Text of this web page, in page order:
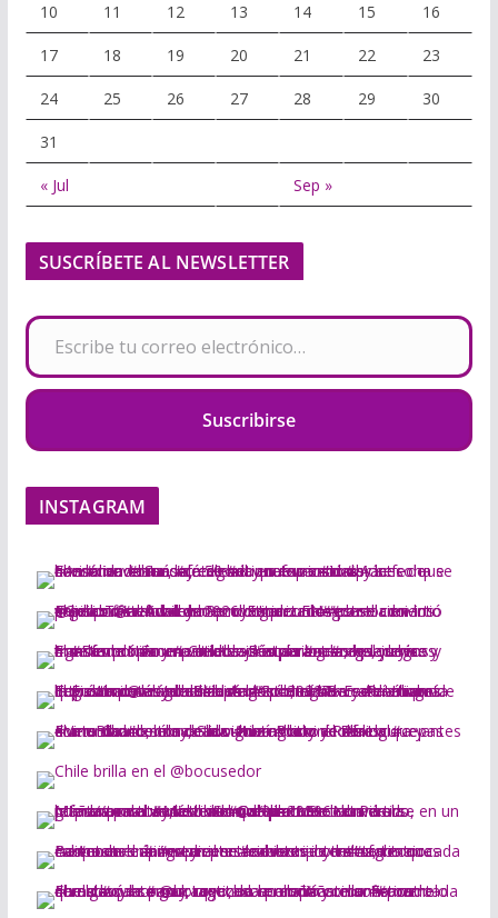
10 11 12 13 14 15 16
17 18 19 20 21 22 23
24 25 26 27 28 29 30
31
« Jul Sep »
SUSCRÍBETE AL NEWSLETTER
Escribe tu correo electrónico…
Suscribirse
INSTAGRAM